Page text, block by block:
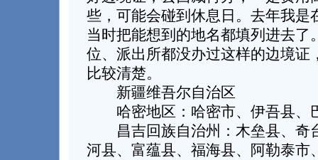
些，可能会碰到休息日。去年我是
当时把能想到的地名都填列进去了
位、派出所都没办过这样的边境证
比较清楚。
新疆维吾尔自治区
哈密地区：哈密市、伊吾县、
昌吉回族自治州：木垒县、奇
河县、富蕴县、福海县、阿勒泰市